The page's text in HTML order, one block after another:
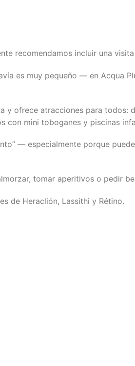
recomendamos incluir una
es muy pequeño — en Acqua
y ofrece atracciones para todos:
con mini toboganes y piscinas
— especialmente porque
tomar aperitivos o pedir
de Heraclión, Lassithi y Rétino.